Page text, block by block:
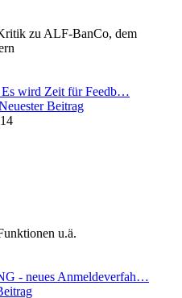
zu ALF-BanCo, dem
Es wird Zeit für Feedb…
Beitrag
u.ä.
- neues Anmeldeverfah…